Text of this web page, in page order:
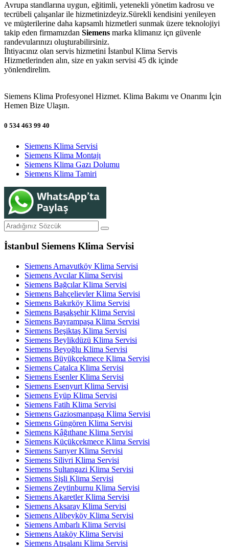
Avrupa standlarına uygun, eğitimli, yetenekli yönetim kadrosu ve
tecrübeli çalışanlar ile hizmetinizdeyiz.Sürekli kendisini yenileyen
ve müşterilerine daha kapsamlı hizmetleri sunmak üzere teknolojiyi
takip eden firmamızdan Siemens marka klimanız içn güvenle
randevularınızı oluşturabilirsiniz.
İhtiyacınız olan servis hizmetini İstanbul Klima Servis
Hizmetlerinden alın, size en yakın servisi 45 dk içinde
yönlendirelim.
Siemens Klima Profesyonel Hizmet. Klima Bakımı ve Onarımı İçin
Hemen Bize Ulaşın.
0 534 463 99 40
Siemens Klima Servisi
Siemens Klima Montajı
Siemens Klima Gazı Dolumu
Siemens Klima Tamiri
İstanbul Siemens Klima Servisi
Siemens Arnavutköy Klima Servisi
Siemens Avcılar Klima Servisi
Siemens Bağcılar Klima Servisi
Siemens Bahçelievler Klima Servisi
Siemens Bakırköy Klima Servisi
Siemens Başakşehir Klima Servisi
Siemens Bayrampaşa Klima Servisi
Siemens Beşiktaş Klima Servisi
Siemens Beylikdüzü Klima Servisi
Siemens Beyoğlu Klima Servisi
Siemens Büyükçekmece Klima Servisi
Siemens Çatalca Klima Servisi
Siemens Esenler Klima Servisi
Siemens Esenyurt Klima Servisi
Siemens Eyüp Klima Servisi
Siemens Fatih Klima Servisi
Siemens Gaziosmanpaşa Klima Servisi
Siemens Güngören Klima Servisi
Siemens Kâğıthane Klima Servisi
Siemens Küçükçekmece Klima Servisi
Siemens Sarıyer Klima Servisi
Siemens Silivri Klima Servisi
Siemens Sultangazi Klima Servisi
Siemens Şişli Klima Servisi
Siemens Zeytinburnu Klima Servisi
Siemens Akaretler Klima Servisi
Siemens Aksaray Klima Servisi
Siemens Alibeyköy Klima Servisi
Siemens Ambarlı Klima Servisi
Siemens Ataköy Klima Servisi
Siemens Atışalanı Klima Servisi